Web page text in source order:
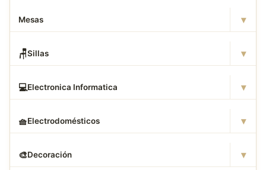
Mesas ▾
🪑Sillas ▾
💻Electronica Informatica ▾
🧺Electrodomésticos ▾
🎨Decoración ▾